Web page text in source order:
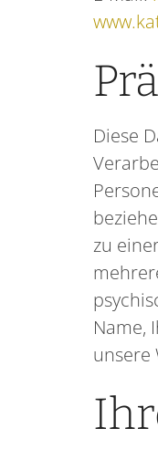
Diese
zu
Name,
unsere